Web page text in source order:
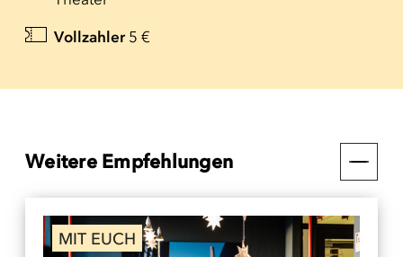
Vollzahler 5 €
Weitere Empfehlungen
MIT EUCH